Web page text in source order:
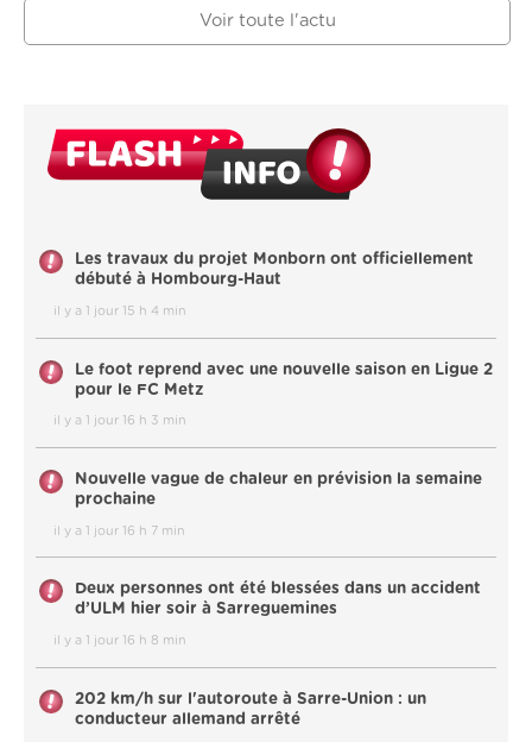
Voir toute l'actu
Les travaux du projet Monborn ont officiellement
débuté à Hombourg-Haut
il y a 1 jour 15 h 4 min
Le foot reprend avec une nouvelle saison en Ligue 2
pour le FC Metz
il y a 1 jour 16 h 3 min
Nouvelle vague de chaleur en prévision la semaine
prochaine
il y a 1 jour 16 h 7 min
Deux personnes ont été blessées dans un accident
d’ULM hier soir à Sarreguemines
il y a 1 jour 16 h 8 min
202 km/h sur l'autoroute à Sarre-Union : un
conducteur allemand arrêté